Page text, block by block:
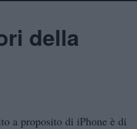
della
a proposito di iPhone è di